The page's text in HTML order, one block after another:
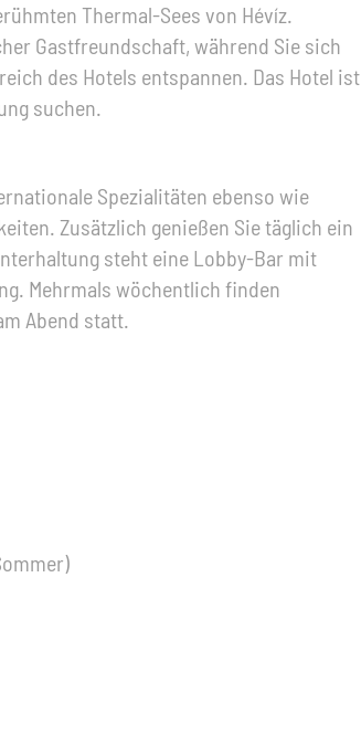
Thermal-Sees von Hévíz.
Gastfreundschaft, während Sie sich
des Hotels entspannen. Das Hotel ist
suchen.
Spezialitäten ebenso wie
Zusätzlich genießen Sie täglich ein
steht eine Lobby-Bar mit
Mehrmals wöchentlich finden
Abend statt.